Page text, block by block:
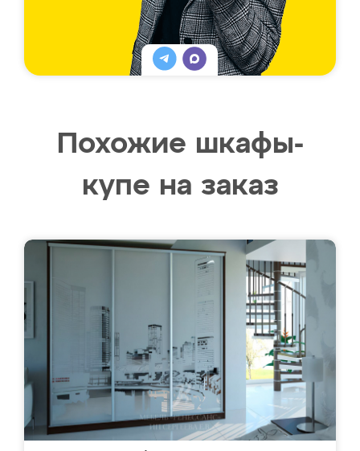
Похожие шкафы-
купе на заказ